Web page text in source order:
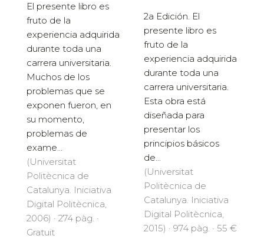
El presente libro es
fruto de la
experiencia adquirida
durante toda una
carrera universitaria.
Muchos de los
problemas que se
exponen fueron, en
su momento,
problemas de
exame...
(Universitat
Politècnica de
Catalunya. Iniciativa
Digital Politècnica,
2006) · 274 pàg. ·
Gratuït
2a Edición. El
presente libro es
fruto de la
experiencia adquirida
durante toda una
carrera universitaria.
Esta obra está
diseñada para
presentar los
principios básicos
de...
(Universitat
Politècnica de
Catalunya. Iniciativa
Digital Politècnica,
2015) · 974 pàg. · 55 €